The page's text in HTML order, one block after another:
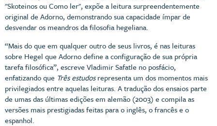
"Skoteinos ou Como ler", expõe a leitura surpreendentemente
original de Adorno, demonstrando sua capacidade ímpar de
desvendar os meandros da filosofia hegeliana.
“Mais do que em qualquer outro de seus livros, é nas leituras
sobre Hegel que Adorno define a configuração de sua própria
tarefa filosófica”, escreve Vladimir Safatle no posfácio,
enfatizando que Três estudosrepresenta um dos momentos mais
privilegiados entre aquelas leituras. A tradução dos ensaios parte
de umas das últimas edições em alemão (2003) e compila as
versões mais prestigiadas feitas para o inglês, o francês e o
espanhol.